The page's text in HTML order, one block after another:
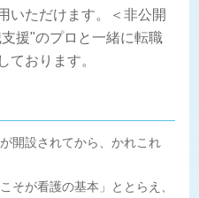
いただけます。＜非公開
援"のプロと一緒に転職
ております。
開設されてから、かれこれ
そが看護の基本」ととらえ、